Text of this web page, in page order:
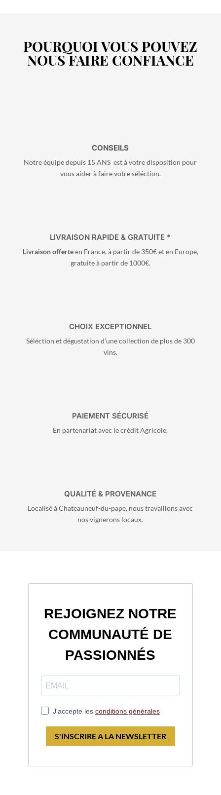
POURQUOI VOUS POUVEZ
NOUS FAIRE CONFIANCE
CONSEILS
Notre équipe depuis 15 ANS est à votre disposition pour
vous aider à faire votre séléction.
LIVRAISON RAPIDE & GRATUITE *
Livraison offerteen France, à partir de 350€ et en Europe,
gratuite à partir de 1000€.
CHOIX EXCEPTIONNEL
Séléction et dégustation d’une collection de plus de 300
vins.
PAIEMENT SÉCURISÉ
En partenariat avec le crédit Agricole.
QUALITÉ & PROVENANCE
Localisé à Chateauneuf-du-pape, nous travaillons avec
nos vignerons locaux.
REJOIGNEZ NOTRE
COMMUNAUTÉ DE
PASSIONNÉS
J'accepte les conditions générales
S'INSCRIRE A LA NEWSLETTER